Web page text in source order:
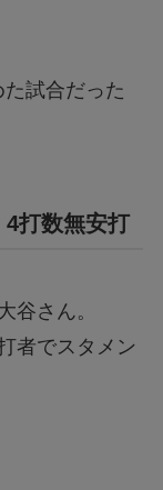
試合だった
4打数無安打
谷さん。
者でスタメン